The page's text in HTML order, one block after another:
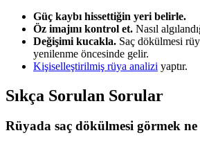
Güç kaybı hissettiğin yeri belirle.
Öz imajını kontrol et. Nasıl
Değişimi kucakla. Saç dökülmesi
yenilenme öncesinde gelir.
Kişiselleştirilmiş rüya analizi yaptır.
Sıkça Sorulan Sorular
Rüyada saç dökülmesi görmek ne